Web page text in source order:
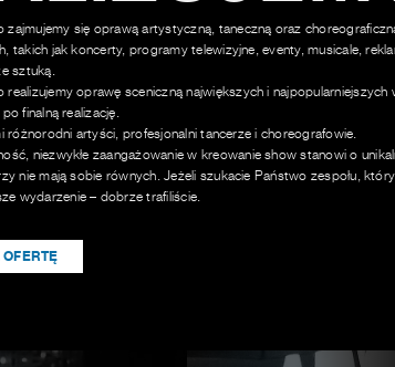
zajmujemy się oprawą artystyczną, taneczną oraz
takich jak koncerty, programy telewizyjne, eventy, musicale,
sztuką.
realizujemy oprawę sceniczną największych i najpopularniejszych
finalną realizację.
różnorodni artyści, profesjonalni tancerze i choreografowie.
niezwykłe zaangażowanie w kreowanie show stanowi o
nie mają sobie równych. Jeżeli szukacie Państwo zespołu,
wydarzenie – dobrze trafiliście.